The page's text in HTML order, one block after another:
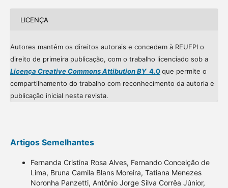
LICENÇA
Autores mantém os direitos autorais e concedem à REUFPI o
direito de primeira publicação, com o trabalho licenciado sob a
Licença Creative Commons Attibution BY4.0que permite o
compartilhamento do trabalho com reconhecimento da autoria e
publicação inicial nesta revista.
Artigos Semelhantes
Fernanda Cristina Rosa Alves, Fernando Conceição de
Lima, Bruna Camila Blans Moreira, Tatiana Menezes
Noronha Panzetti, Antônio Jorge Silva Corrêa Júnior,